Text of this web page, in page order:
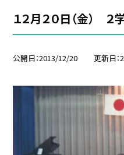
１２月２０日（金）
公開日 2013/12/20 更新日